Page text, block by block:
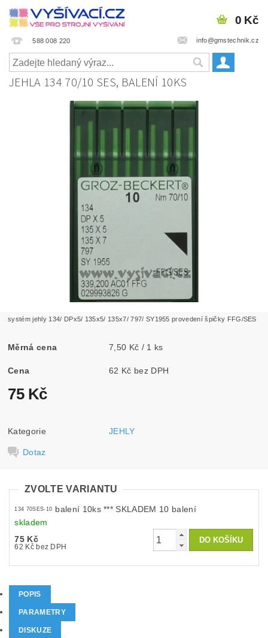
588 008 220 info@gmstechnik.cz
0 Kč
JEHLA 134 70/10 SES, BALENÍ 10KS
systém jehly 134/ DPx5/ 135x5/ 135x7/ 797/ SY1955 provedení špičky FFG/SES
Měrná cena 7,50 Kč / 1 ks
Cena 62 Kč bez DPH
75 Kč
Kategorie JEHLY
Dotaz
ZVOLTE VARIANTU
134 70SES-10 balení 10ks *** SKLADEM 10 balení
skladem
75 Kč
62 Kč bez DPH
POPIS
PARAMETRY
DISKUZE